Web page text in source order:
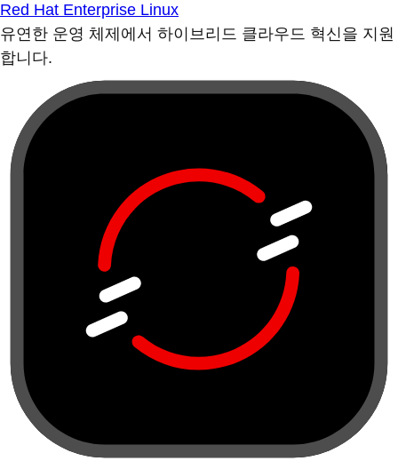
Red Hat Enterprise Linux
유연한 운영 체제에서 하이브리드 클라우드 혁신을 지원
합니다.